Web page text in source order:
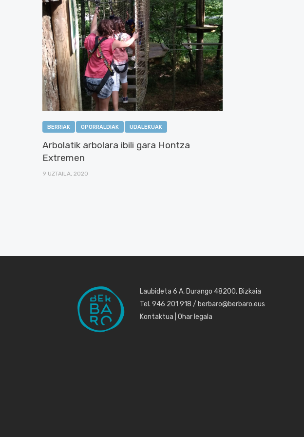
BERRIAK OPORRALDIAK UDALEKUAK
Arbolatik arbolara ibili gara Hontza
Extremen
9 UZTAILA, 2020
Laubideta 6 A, Durango 48200, Bizkaia
Tel. 946 201 918 / berbaro@berbaro.eus
Kontaktua Ohar legala